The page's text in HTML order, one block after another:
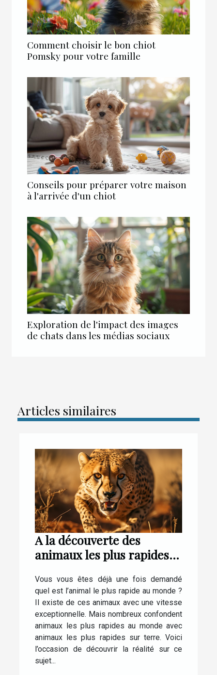
Comment choisir le bon chiot
Pomsky pour votre famille
Conseils pour préparer votre maison
à l'arrivée d'un chiot
Exploration de l'impact des images
de chats dans les médias sociaux
Articles similaires
A la découverte des
animaux les plus rapides
Vous vous êtes déjà une fois demandé
quel est l’animal le plus rapide au monde ?
Il existe de ces animaux avec une vitesse
exceptionnelle. Mais nombreux confondent
animaux les plus rapides au monde avec
animaux les plus rapides sur terre. Voici
l’occasion de découvrir la réalité sur ce
sujet...